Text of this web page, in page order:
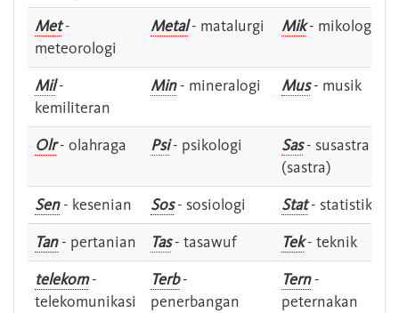
Met-
meteorologi
Metal- matalurgi Mik- mikologi
Mil-
kemiliteran
Min- mineralogi Mus- musik
Olr- olahraga Psi- psikologi Sas- susastra -
(sastra)
Sen- kesenian Sos- sosiologi Stat- statistik
Tan- pertanian Tas- tasawuf Tek- teknik
telekom-
telekomunikasi
Terb-
penerbangan
Tern-
peternakan